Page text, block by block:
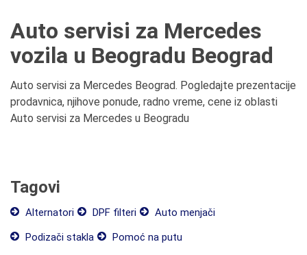
Auto servisi za Mercedes
vozila u Beogradu Beograd
Auto servisi za Mercedes Beograd. Pogledajte prezentacije
prodavnica, njihove ponude, radno vreme, cene iz oblasti
Auto servisi za Mercedes u Beogradu
Tagovi
Alternatori DPF filteri
Auto menjači
Podizači stakla
Pomoć na putu